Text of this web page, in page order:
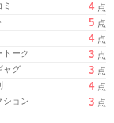
ミ
4 点
5 点
4 点
トーク
3 点
ャグ
3 点
4 点
ション
3 点